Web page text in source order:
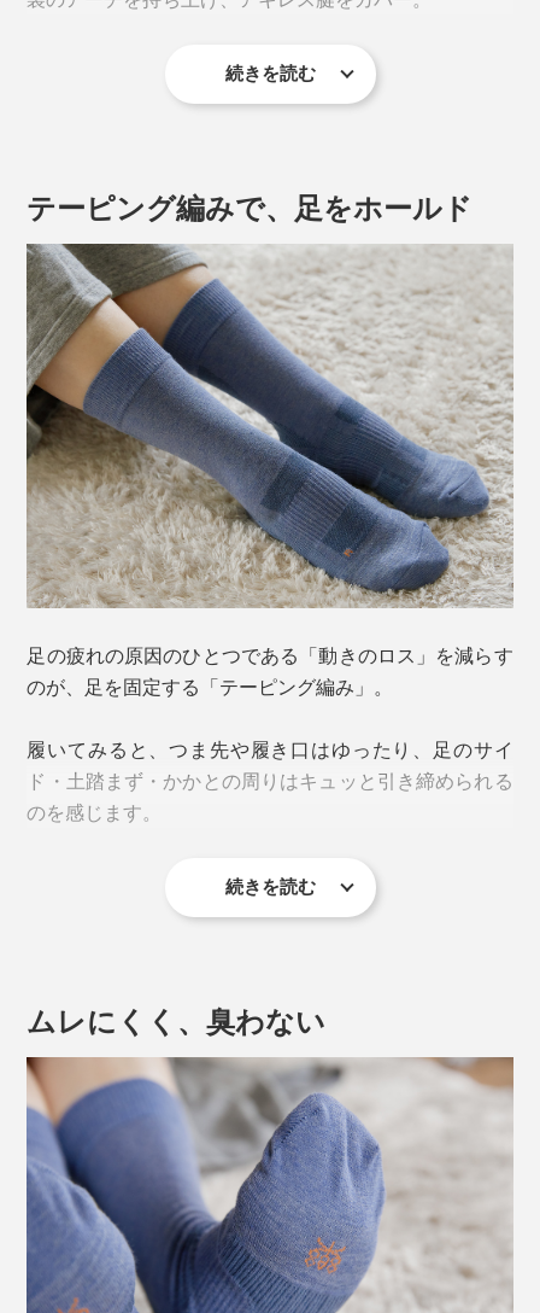
足の動きのロスを生んでいるのが、靴下。「靴下が靴の
としてさらに負荷がかかります。
靴下が靴と足の間を取り持ち、「靴・靴下・足」を一体
化することで、動きのロスがなくなりますが、普通の靴
下にそこまでの機能はありません。
この２大原因を解決したのが、靴下の街、奈良・大和高
田市の老舗靴下メーカー「西垣靴下」。
歩く姿勢が崩れる→足腰が痛くなる」負のループをスト
ップ。「靴・靴下・足」を一体化して、動きのロスを軽
には、令和2年度近畿経済産業局長賞を衣料品として初
めて受賞、おもてなしセレクション金賞も受賞していま
す。
一般的に、靴下の衝撃緩和に用いられるのはループ状の
「パイル編み」ですが、硬い安全靴には強度とサポート
力が足りず、独自に開発されたのが、この「特殊クッシ
ョン編み」。
クッション性は、通常の靴下の4倍、パイルの2倍。摩耗
足当たりが良く、滑らず、擦り切れにくい構造で、特許
※特許番号6284256
続きを読む
テーピング編みで、足をホールド
足の疲れの原因のひとつである「動きのロス」を減らす
のが、足を固定する「テーピング編み」。
履いてみると、つま先や履き口はゆったり、足のサイ
ド・土踏まず・かかとの周りはキュッと引き締められる
のを感じます。
伸縮性の異なる複数の編み地を組み合わせることで、テ
続きを読む
ムレにくく、臭わない